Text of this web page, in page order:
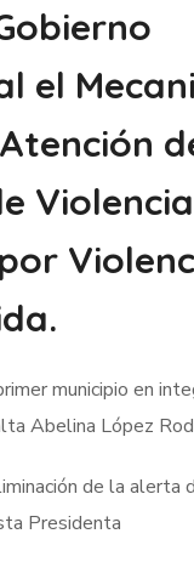
el
municipio en
Abelina López
de la alerta
Presidenta